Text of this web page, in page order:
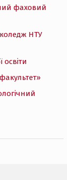
фаховий
НТУ
освіти